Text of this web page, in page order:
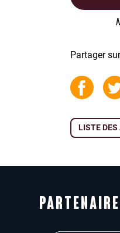
Partager
LISTE